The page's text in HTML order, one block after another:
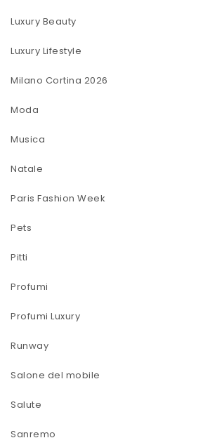
Luxury Beauty
Luxury Lifestyle
Milano Cortina 2026
Moda
Musica
Natale
Paris Fashion Week
Pets
Pitti
Profumi
Profumi Luxury
Runway
Salone del mobile
Salute
Sanremo